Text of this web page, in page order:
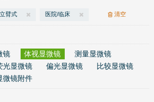
立臂式 医院/临床 清空
镜 体视显微镜
测量显微镜
光显微镜 偏光显微镜
比较显微镜
微镜附件